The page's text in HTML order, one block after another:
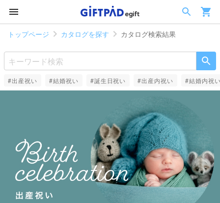
トップページ カタログを探す カタログ検索結果
#出産祝い #結婚祝い #誕生日祝い #出産内祝い #結婚内祝